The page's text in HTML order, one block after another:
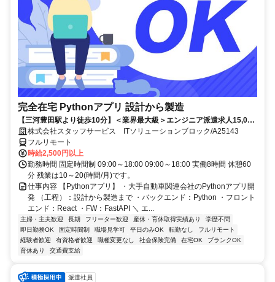
完全在宅 Pythonアプリ 設計から製造
【三河豊田駅より徒歩10分】＜業界最大級＞エンジニア派遣求人15,000
件以上◎ 来社不要のカンタン登録→最短2日で就業可能！！
株式会社スタッフサービス ITソリューションブロック/A25143
フルリモート
時給2,500円以上
勤務時間 固定時間制 09:00～18:00 09:00～18:00 実働8時間 休憩60
分 残業は10～20(時間/月)です。
仕事内容 【Pythonアプリ】 ・大手自動車関連会社のPythonアプリ開
発 （工程）：設計から製造まで ・バックエンド：Python ・フロント
エンド：React ・FW：FastAPI ＼ エ...
主婦・主夫歓迎 長期 フリーター歓迎 産休・育休取得実績あり
学歴不問
即日勤務OK
固定時間制 職場見学可 平日のみOK 転勤なし
フルリモート
経験者歓迎
有資格者歓迎 職種変更なし 社会保険完備 在宅OK
ブランクOK
育休あり
交通費支給
派遣社員